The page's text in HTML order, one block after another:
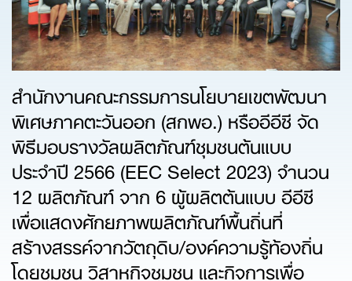
สำนักงานคณะกรรมการนโยบายเขตพัฒนา
พิเศษภาคตะวันออก (สกพอ.) หรืออีอีซี จัด
พิธีมอบรางวัลผลิตภัณฑ์ชุมชนต้นแบบ
ประจำปี 2566 (EEC Select 2023) จำนวน
12 ผลิตภัณฑ์ จาก 6 ผู้ผลิตต้นแบบ อีอีซี
เพื่อแสดงศักยภาพผลิตภัณฑ์พื้นถิ่นที่
สร้างสรรค์จากวัตถุดิบ/องค์ความรู้ท้องถิ่น
โดยชุมชน วิสาหกิจชุมชน และกิจการเพื่อ